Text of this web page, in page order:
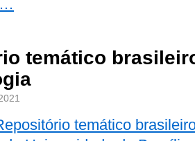
temático
temático